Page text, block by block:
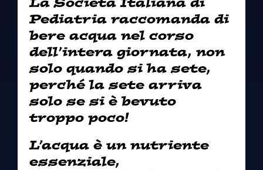
La Società Italiana di
Pediatria raccomanda di
bere acqua nel corso
dell’intera giornata, non
solo quando si ha sete,
perché la sete arriva
solo se si è bevuto
troppo poco!
L’acqua è un nutriente
essenziale,